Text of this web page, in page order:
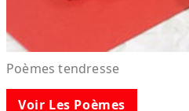
Poèmes tendresse
Voir Les Poèmes